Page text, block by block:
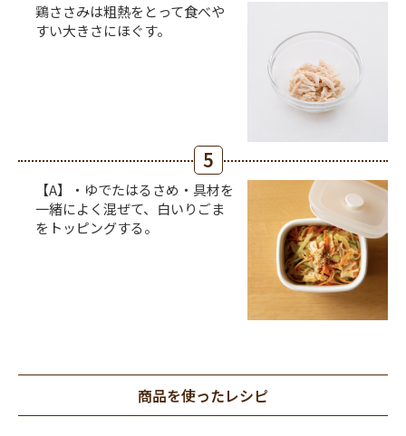
鶏ささみは粗熱をとって食べや
すい大きさにほぐす。
5
【A】・ゆでたはるさめ・具材を
一緒によく混ぜて、白いりごま
をトッピングする。
商品を使ったレシピ